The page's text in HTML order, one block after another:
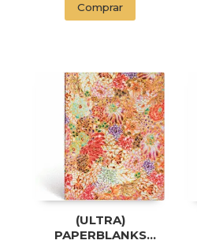
Comprar
(ULTRA)
PAPERBLANKS